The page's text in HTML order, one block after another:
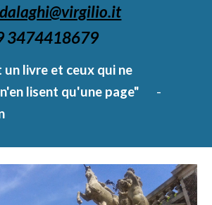
3474418679
un livre et ceux qui ne
lisent qu'une page" -